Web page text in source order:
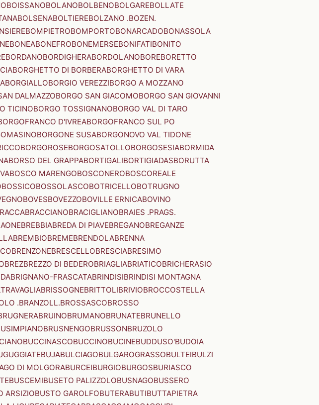
BOISSANOBOLANOBOLBENOBOLGAREBOLLATE
BOLSENABOLTIEREBOLZANO .BOZEN.
BOMPIETROBOMPORTOBONARCADOBONASSOLA
BONEABONEFROBONEMERSEBONIFATIBONITO
BORDANOBORDIGHERABORDOLANOBOREBORETTO
BORGHETTO DI BORBERABORGHETTO DI VARA
BORGIALLOBORGIO VEREZZIBORGO A MOZZANO
DALMAZZOBORGO SAN GIACOMOBORGO SAN GIOVANNI
TICINOBORGO TOSSIGNANOBORGO VAL DI TARO
D'IVREABORGOFRANCO SUL PO
BORGONE SUSABORGONOVO VAL TIDONE
BORGOROSEBORGOSATOLLOBORGOSESIABORMIDA
BORSO DEL GRAPPABORTIGALIBORTIGIADASBORUTTA
BOSCO MARENGOBOSCONEROBOSCOREALE
BOSSICOBOSSOLASCOBOTRICELLOBOTRUGNO
BOVESBOVEZZOBOVILLE ERNICABOVINO
BRACCIANOBRACIGLIANOBRAIES .PRAGS.
BREBBIABREDA DI PIAVEBREGANOBREGANZE
BREMBIOBREMEBRENDOLABRENNA
BRENZONEBRESCELLOBRESCIABRESIMO
BREZBREZZO DI BEDEROBRIAGLIABRIATICOBRICHERASIO
BRIGNANO-FRASCATABRINDISIBRINDISI MONTAGNA
BRISSOGNEBRITTOLIBRIVIOBROCCOSTELLA
.BRANZOLL.BROSSASCOBROSSO
BRUINOBRUMANOBRUNATEBRUNELLO
BRUSNENGOBRUSSONBRUZOLO
BUCCINASCOBUCCINOBUCINEBUDDUSO'BUDOIA
BUJABULCIAGOBULGAROGRASSOBULTEIBULZI
DI MOLGORABURCEIBURGIOBURGOSBURIASCO
BUSCEMIBUSETO PALIZZOLOBUSNAGOBUSSERO
ARSIZIOBUSTO GAROLFOBUTERABUTIBUTTAPIETRA